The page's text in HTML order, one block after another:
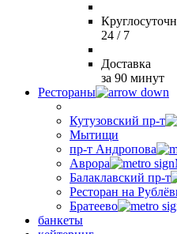
24 / 7
Доставка
за 90 минут
Рестораны
Кутузовский пр-т
Мытищи
пр-т Андропова
Аврора
Балаклавский пр-т
Ресторан на
Братеево
банкеты